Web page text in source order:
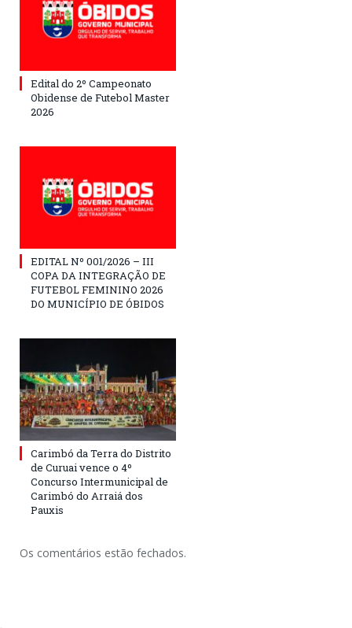
Edital do 2º Campeonato
Obidense de Futebol Master
2026
EDITAL Nº 001/2026 – III
COPA DA INTEGRAÇÃO DE
FUTEBOL FEMININO 2026
DO MUNICÍPIO DE ÓBIDOS
Carimbó da Terra do Distrito
de Curuai vence o 4º
Concurso Intermunicipal de
Carimbó do Arraiá dos
Pauxis
Os comentários estão fechados.